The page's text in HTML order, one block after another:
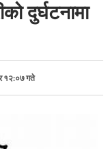
दुर्घटनामा
१२:०७ गते